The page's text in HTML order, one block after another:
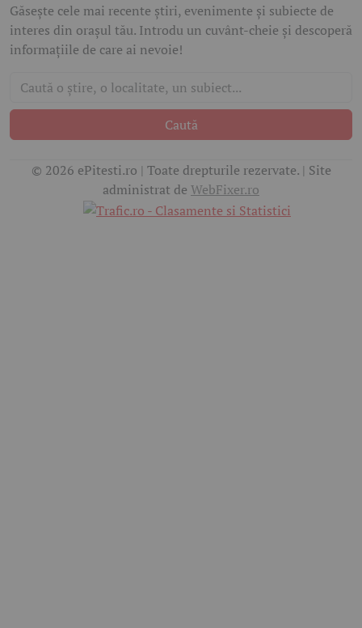
Găsește cele mai recente știri, evenimente și subiecte de
interes din orașul tău. Introdu un cuvânt-cheie și descoperă
informațiile de care ai nevoie!
Caută
© 2026 ePitesti.ro | Toate drepturile rezervate. | Site
administrat de WebFixer.ro